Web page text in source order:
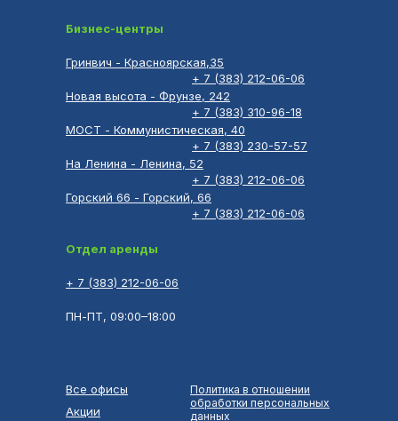
Политика в отношении
обработки персональных
данных
Бизнес-центры
Гринвич - Красноярская,35
Новая высота - Фрунзе, 242
МОСТ - Коммунистическая, 40
На Ленина - Ленина, 52
Горский 66 - Горский, 66
Все офисы
Акции
+ 7 (383) 212-06-06
ПН-ПТ, 09:00–18:00
Отдел аренды
+ 7 (383) 212-06-06
+ 7 (383) 310-96-18
+ 7 (383) 230-57-57
+ 7 (383) 212-06-06
+ 7 (383) 212-06-06